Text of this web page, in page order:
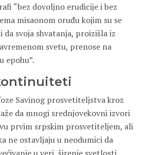
“bez dovoljno erudicije i bez
misaonom oruđu kojim su se
da svoja shvatanja, proizišla iz
svetu, prenose na
epohu”.
Savinog prosvetiteljstva kroz
da mnogi srednjovekovni izvori
prvim srpskim prosvetiteljem, ali
ne ostavljaju u neodumici da